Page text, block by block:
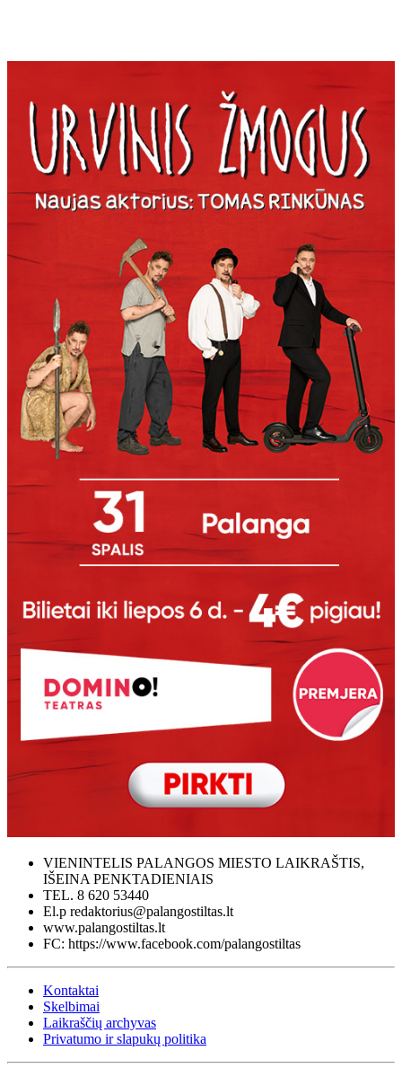
VIENINTELIS PALANGOS MIESTO LAIKRAŠTIS,
IŠEINA PENKTADIENIAIS
TEL. 8 620 53440
El.p redaktorius@palangostiltas.lt
www.palangostiltas.lt
FC: https://www.facebook.com/palangostiltas
Kontaktai
Skelbimai
Laikraščių archyvas
Privatumo ir slapukų politika